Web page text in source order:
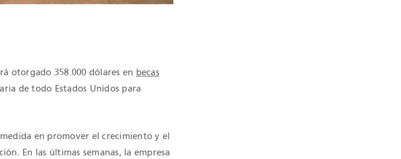
otorgado 358.000 dólares en becas
de todo Estados Unidos para
en promover el crecimiento y el
En las últimas semanas, la empresa